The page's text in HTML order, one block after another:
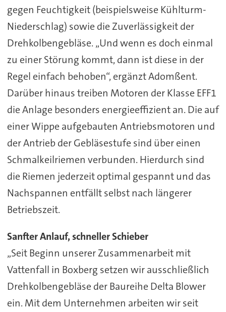
gegen Feuchtigkeit (beispielsweise Kühlturm-
Niederschlag) sowie die Zuverlässigkeit der
Drehkolbengebläse. „Und wenn es doch einmal
zu einer Störung kommt, dann ist diese in der
Regel einfach behoben“, ergänzt Adomßent.
Darüber hinaus treiben Motoren der Klasse EFF1
die Anlage besonders energieeffizient an. Die auf
einer Wippe aufgebauten Antriebsmotoren und
der Antrieb der Gebläsestufe sind über einen
Schmalkeilriemen verbunden. Hierdurch sind
die Riemen jederzeit optimal gespannt und das
Nachspannen entfällt selbst nach längerer
Betriebszeit.
Sanfter Anlauf, schneller Schieber
„Seit Beginn unserer Zusammenarbeit mit
Vattenfall in Boxberg setzen wir ausschließlich
Drehkolbengebläse der Baureihe Delta Blower
ein. Mit dem Unternehmen arbeiten wir seit